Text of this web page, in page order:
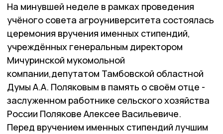
На минувшей неделе в рамках проведения
учёного совета агроуниверситета состоялась
церемония вручения именных стипендий,
учреждённых генеральным директором
Мичуринской мукомольной
компании,депутатом Тамбовской областной
Думы А.А. Поляковым в память о своём отце -
заслуженном работнике сельского хозяйства
России Полякове Алексее Васильевиче.
Перед вручением именных стипендий лучшим